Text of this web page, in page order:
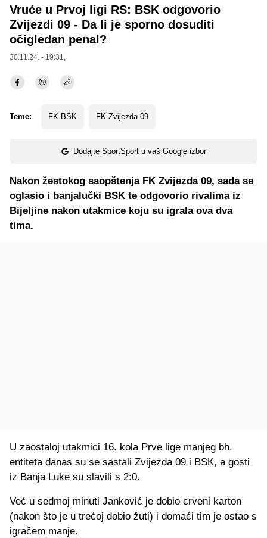
Vruće u Prvoj ligi RS: BSK odgovorio
Zvijezdi 09 - Da li je sporno dosuditi
očigledan penal?
30.11.24. - 19:31,
Teme: FK BSK FK Zvijezda 09
Dodajte SportSport u vaš Google izbor
Nakon žestokog saopštenja FK Zvijezda 09, sada se
oglasio i banjalučki BSK te odgovorio rivalima iz
Bijeljine nakon utakmice koju su igrala ova dva
tima.
U zaostaloj utakmici 16. kola Prve lige manjeg bh.
entiteta danas su se sastali Zvijezda 09 i BSK, a gosti
iz Banja Luke su slavili s 2:0.
Već u sedmoj minuti Janković je dobio crveni karton
(nakon što je u trećoj dobio žuti) i domaći tim je ostao s
igračem manje.